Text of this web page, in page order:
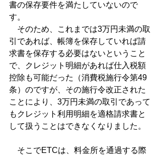
書の保存要件を満たしていないので
す。
そのため、これまでは3万円未満の取
引であれば、帳簿を保存していれば請
求書を保存する必要はないということ
で、クレジット明細があれば仕入税額
控除も可能だった（消費税施行令第49
条）のですが、その施行令改正された
ことにより、3万円未満の取引であって
もクレジット利用明細を適格請求書と
して扱うことはできなくなりました。
そこでETCは、料金所を通過する際